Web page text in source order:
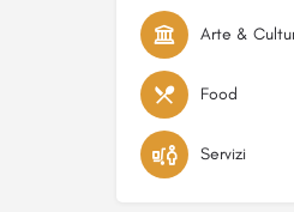
Arte &
Food
Servizi